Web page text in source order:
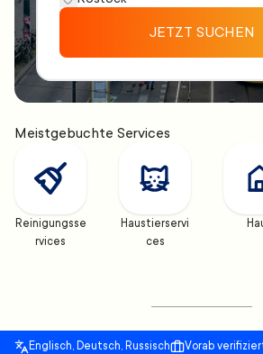
JETZT SUCHEN
Meistgebuchte Services
Reinigungsse
rvices
Haustierservi
ces
Englisch, Deutsch, Russisch Vorab